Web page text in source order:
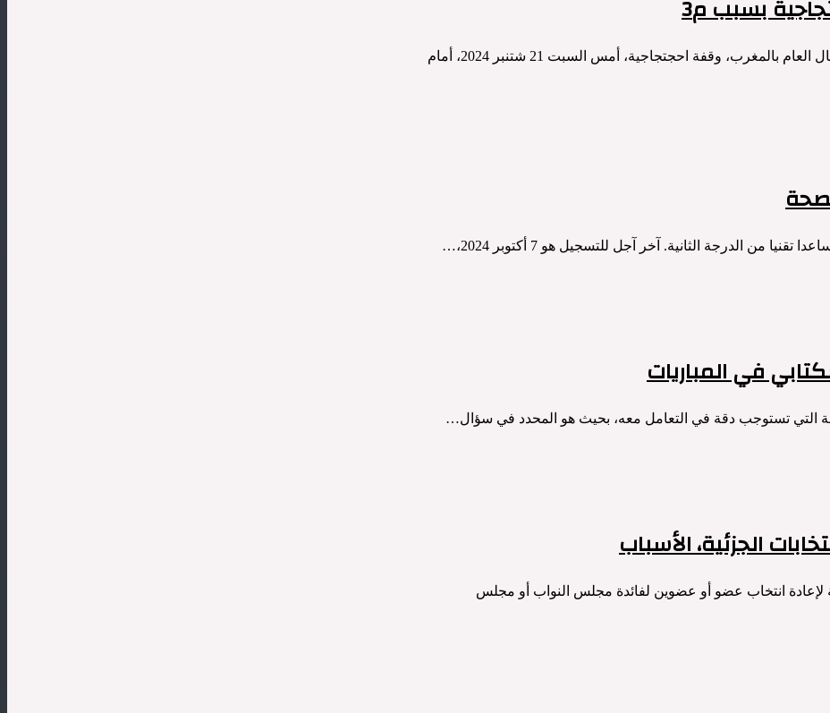
بسبب م3
نظمت مجموعة من الجمعيات العاملة في مجال حماية المال العام بالمغرب، وقفة احجتجاجية، أمس السبت 21 شتنبر 2024، أمام
في المباريات
التي تستوجب دقة في التعامل معه، بحيث هو المحدد في سؤال…
الجزئية، الأسباب
لإعادة انتخاب عضو أو عضوين لفائدة مجلس النواب أو مجلس